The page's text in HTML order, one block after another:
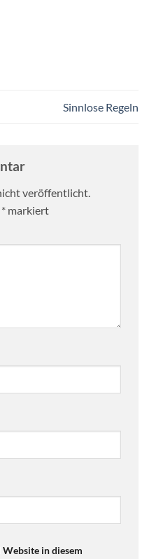
Sinnlose Regeln
veröffentlicht.
* markiert
in diesem